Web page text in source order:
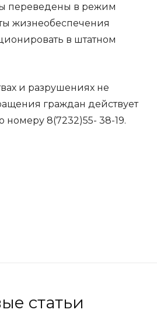
переведены в режим
жизнеобеспечения
в штатном
и разрушениях не
граждан действует
номеру 8(7232)55- 38-19.
статьи